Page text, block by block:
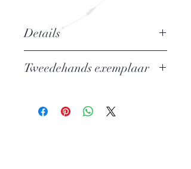
Details
Auteur: Flor Peeters & Maarten
ISBN: 9789060172605
Tweedehands exemplaar